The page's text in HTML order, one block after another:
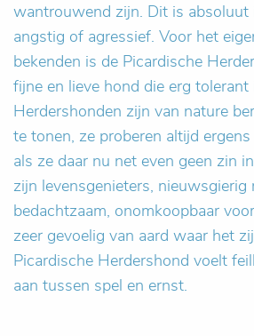
wantrouwend zijn. Dit is absoluut
angstig of agressief. Voor het
bekenden is de Picardische
fijne en lieve hond die erg tolerant
Herdershonden zijn van nature
te tonen, ze proberen altijd
als ze daar nu net even geen zin
zijn levensgenieters, nieuwsgierig
bedachtzaam, onomkoopbaar
zeer gevoelig van aard waar het
Picardische Herdershond voelt
aan tussen spel en ernst.